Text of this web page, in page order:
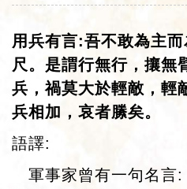
用兵有言:吾不敢為主
尺。是謂行無行，攘無
兵，禍莫大於輕敵，輕
兵相加，哀者縢矣。
語譯:
軍事家曾有一句名言: